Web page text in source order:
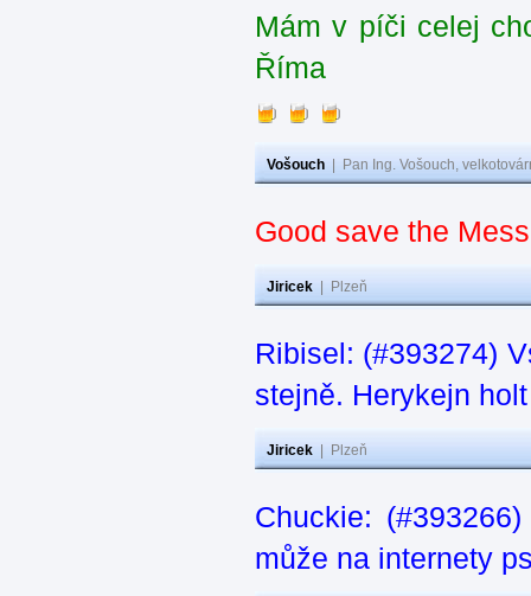
Mám v píči celej
Říma
Vošouch Pan Ing. Vošouch,
Good save the
Jiricek Plzeň
Ribisel: (#393274)
stejně. Herykejn
Jiricek Plzeň
Chuckie:
může na internety